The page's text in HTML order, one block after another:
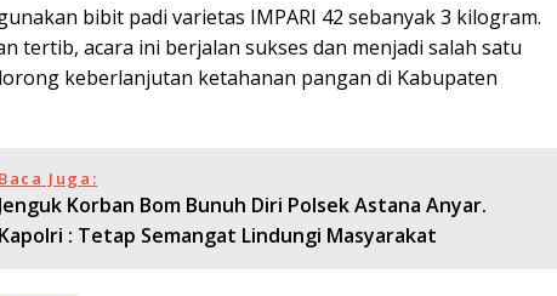
bibit padi varietas IMPARI 42 sebanyak 3 kilogram.
tertib, acara ini berjalan sukses dan menjadi salah satu
keberlanjutan ketahanan pangan di Kabupaten
Baca Juga:
Korban Bom Bunuh Diri Polsek Astana Anyar.
Kapolri : Tetap Semangat Lindungi Masyarakat